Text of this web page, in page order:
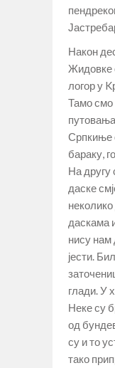
Након
Жидовке
логор у
Тамо смо
Српкиње
бараку,
На другу
даске
даскама
нису нам
јести.
глади. У
Неке су
од
су и то
тако